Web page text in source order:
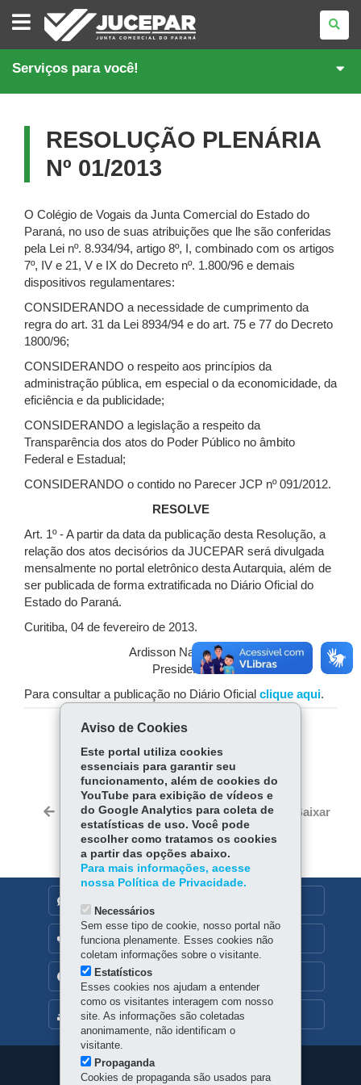
JUNTA
COMERCIAL
DO
PARANÁ
Serviços para você!
RESOLUÇÃO PLENÁRIA
Nº 01/2013
O Colégio de Vogais da Junta Comercial do Estado do
Paraná, no uso de suas atribuições que lhe são conferidas
pela Lei nº. 8.934/94, artigo 8º, I, combinado com os artigos
7º, IV e 21, V e IX do Decreto nº. 1.800/96 e demais
dispositivos regulamentares:
CONSIDERANDO a necessidade de cumprimento da
regra do art. 31 da Lei 8934/94 e do art. 75 e 77 do Decreto
1800/96;
CONSIDERANDO o respeito aos princípios da
administração pública, em especial o da economicidade, da
eficiência e da publicidade;
CONSIDERANDO a legislação a respeito da
Transparência dos atos do Poder Público no âmbito
Federal e Estadual;
CONSIDERANDO o contido no Parecer JCP nº 091/2012.
RESOLVE
Art. 1º - A partir da data da publicação desta Resolução, a
relação dos atos decisórios da JUCEPAR será divulgada
mensalmente no portal eletrônico desta Autarquia, além de
ser publicada de forma extratificada no Diário Oficial do
Estado do Paraná.
Curitiba, 04 de fevereiro de 2013.
Ardisson Naim Akel
Presidente
Para consultar a publicação no Diário Oficial clique aqui.
Fa
ce
bo
ok
Tw
itt
er
ha
ts
Ap
p
Voltar Início Imprimir Baixar
MAPA DO SITE
OUVIDORIA
TRANSPARÊNCIA INSTITUCIONAL
Navegação
Aviso de Cookies
Este portal utiliza cookies
essenciais para garantir seu
funcionamento, além de cookies do
YouTube para exibição de vídeos e
do Google Analytics para coleta de
estatísticas de uso. Você pode
escolher como tratamos os cookies
a partir das opções abaixo.
Para mais informações, acesse
nossa Política de Privacidade.
Necessários
Sem esse tipo de cookie, nosso portal não
funciona plenamente. Esses cookies não
coletam informações sobre o visitante.
Estatísticos
Esses cookies nos ajudam a entender
como os visitantes interagem com nosso
site. As informações são coletadas
anonimamente, não identificam o
visitante.
Propaganda
Cookies de propaganda são usados para